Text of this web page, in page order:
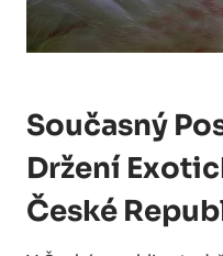
Současný
Držení
České